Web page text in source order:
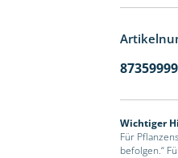
87359999
Wichtiger
Für
befolgen.“